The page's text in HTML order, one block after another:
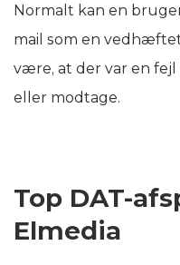
Normalt kan en
mail som en
være, at der var en fejl
eller modtage.
Top DAT-
Elmedia